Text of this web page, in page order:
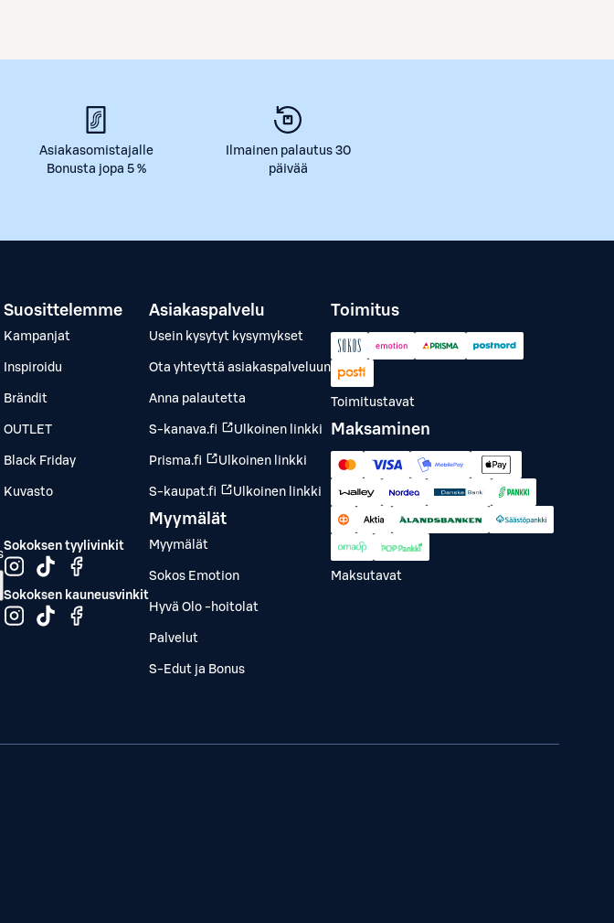
Asiakasomistajalle
Bonusta jopa 5 %
Ilmainen palautus 30
päivää
Suosittelemme
Kampanjat
Inspiroidu
Brändit
OUTLET
Black Friday
Kuvasto
Sokoksen tyylivinkit
Sokoksen kauneusvinkit
Asiakaspalvelu
Usein kysytyt kysymykset
Ota yhteyttä asiakaspalveluun
Anna palautetta
S-kanava.fi Ulkoinen linkki
Prisma.fi Ulkoinen linkki
S-kaupat.fi Ulkoinen linkki
Myymälät
Myymälät
Sokos Emotion
Hyvä Olo -hoitolat
Palvelut
S-Edut ja Bonus
Toimitus
Toimitustavat
Maksaminen
Maksutavat